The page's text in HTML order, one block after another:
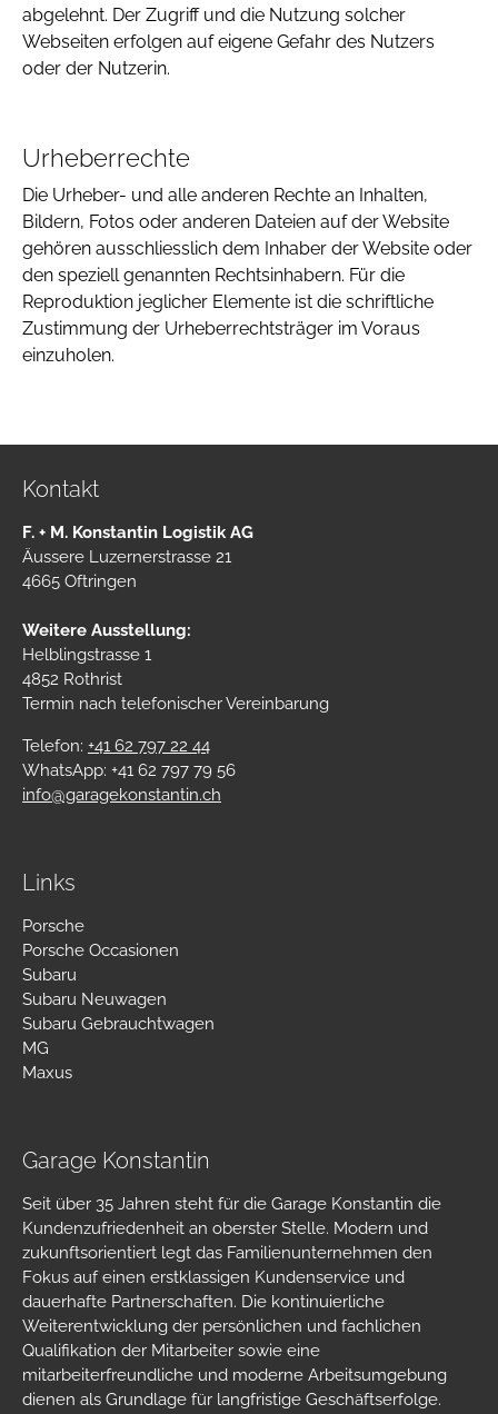
abgelehnt. Der Zugriff und die Nutzung solcher
Webseiten erfolgen auf eigene Gefahr des Nutzers
oder der Nutzerin.
Urheberrechte
Die Urheber- und alle anderen Rechte an Inhalten,
Bildern, Fotos oder anderen Dateien auf der Website
gehören ausschliesslich dem Inhaber der Website oder
den speziell genannten Rechtsinhabern. Für die
Reproduktion jeglicher Elemente ist die schriftliche
Zustimmung der Urheberrechtsträger im Voraus
einzuholen.
Kontakt
F. + M. Konstantin Logistik AG
Äussere Luzernerstrasse 21
4665 Oftringen
Weitere Ausstellung:
Helblingstrasse 1
4852 Rothrist
Termin nach telefonischer Vereinbarung
Telefon: +41 62 797 22 44
WhatsApp: +41 62 797 79 56
info@garagekonstantin.ch
Links
Porsche
Porsche Occasionen
Subaru
Subaru Neuwagen
Subaru Gebrauchtwagen
MG
Maxus
Garage Konstantin
Seit über 35 Jahren steht für die Garage Konstantin die
Kundenzufriedenheit an oberster Stelle. Modern und
zukunftsorientiert legt das Familienunternehmen den
Fokus auf einen erstklassigen Kundenservice und
dauerhafte Partnerschaften. Die kontinuierliche
Weiterentwicklung der persönlichen und fachlichen
Qualifikation der Mitarbeiter sowie eine
mitarbeiterfreundliche und moderne Arbeitsumgebung
dienen als Grundlage für langfristige Geschäftserfolge.